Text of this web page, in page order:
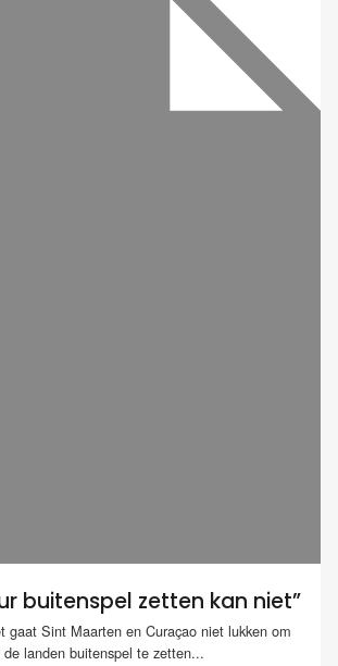
buitenspel zetten kan niet”
gaat Sint Maarten en Curaçao niet lukken om
landen buitenspel te zetten...